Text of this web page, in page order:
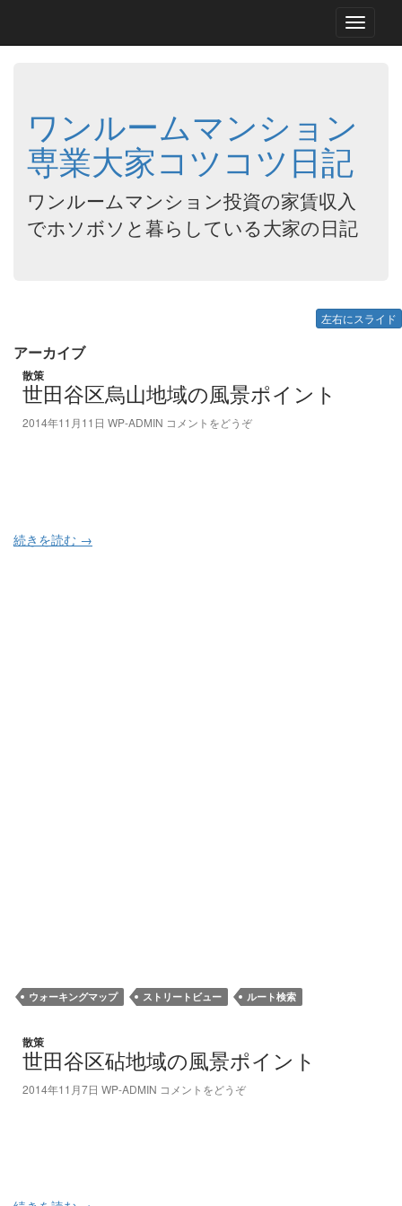
Toggle
ワンルームマンション
専業大家コツコツ日記
ワンルームマンション投資の家賃収入
でホソボソと暮らしている大家の日記
左右にスライド
アーカイブ
散策
世田谷区烏山地域の風景ポイント
2014年11月11日 WP-ADMIN コメントをどうぞ
続きを読む →
ウォーキングマップ ストリートビュー ルート検索
散策
世田谷区砧地域の風景ポイント
2014年11月7日 WP-ADMIN コメントをどうぞ